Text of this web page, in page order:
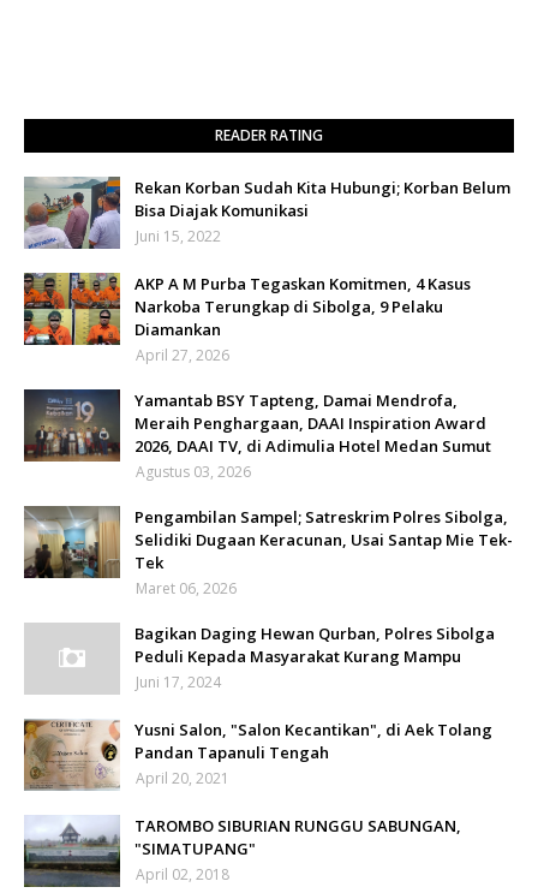
READER RATING
Rekan Korban Sudah Kita Hubungi; Korban Belum
Bisa Diajak Komunikasi
Juni 15, 2022
AKP A M Purba Tegaskan Komitmen, 4 Kasus
Narkoba Terungkap di Sibolga, 9 Pelaku
Diamankan
April 27, 2026
Yamantab BSY Tapteng, Damai Mendrofa,
Meraih Penghargaan, DAAI Inspiration Award
2026, DAAI TV, di Adimulia Hotel Medan Sumut
Agustus 03, 2026
Pengambilan Sampel; Satreskrim Polres Sibolga,
Selidiki Dugaan Keracunan, Usai Santap Mie Tek-
Tek
Maret 06, 2026
Bagikan Daging Hewan Qurban, Polres Sibolga
Peduli Kepada Masyarakat Kurang Mampu
Juni 17, 2024
Yusni Salon, "Salon Kecantikan", di Aek Tolang
Pandan Tapanuli Tengah
April 20, 2021
TAROMBO SIBURIAN RUNGGU SABUNGAN,
"SIMATUPANG"
April 02, 2018